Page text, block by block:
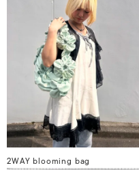
2WAY blooming bag